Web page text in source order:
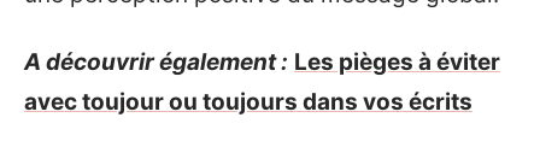
A découvrir également : Les pièges à éviter
avec toujour ou toujours dans vos écrits